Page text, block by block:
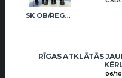
SK OB/REGŽA (JUN)
RĪGAS ATKLĀTĀS
06/